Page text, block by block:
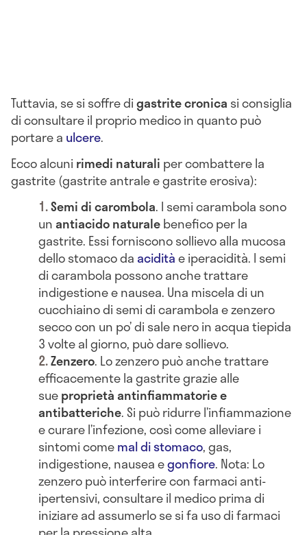
Tuttavia, se si soffre digastrite cronica si consiglia
di consultare il proprio medico in quanto può
portare a ulcere.
Ecco alcuni rimedi naturali per combattere la
gastrite (gastrite antrale e gastrite erosiva):
Semi di carombola. I semi carambola sono
unantiacido naturalebenefico per la
gastrite. Essi forniscono sollievo alla mucosa
dello stomaco da aciditàe iperacidità. I semi
di carambola possono anche trattare
indigestione e nausea. Una miscela di un
cucchiaino di semi di carambola e zenzero
secco con un po’ di sale nero in acqua tiepida
3 volte al giorno, può dare sollievo.
Zenzero. Lo zenzero può anche trattare
efficacemente la gastrite grazie alle
sueproprietà antinfiammatorie e
antibatteriche. Si può ridurre l’infiammazione
e curare l’infezione, così come alleviare i
sintomi comemal di stomaco, gas,
indigestione, nausea egonfiore. Nota: Lo
zenzero può interferire con farmaci anti-
ipertensivi, consultare il medico prima di
iniziare ad assumerlo se si fa uso di farmaci